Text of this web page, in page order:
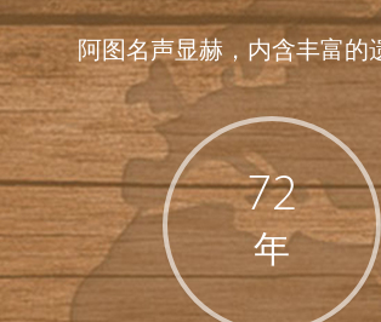
阿图名声显赫，内含丰富的
72
年